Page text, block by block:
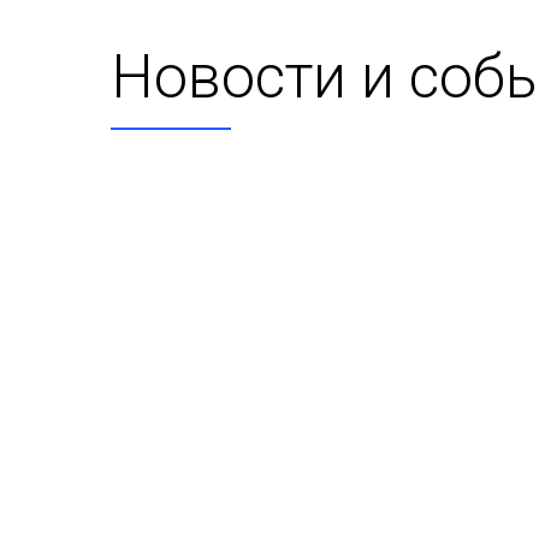
Новости и